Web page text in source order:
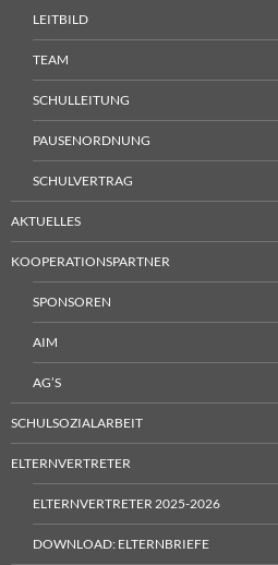
LEITBILD
TEAM
SCHULLEITUNG
PAUSENORDNUNG
SCHULVERTRAG
AKTUELLES
KOOPERATIONSPARTNER
SPONSOREN
AIM
AG’S
SCHULSOZIALARBEIT
ELTERNVERTRETER
ELTERNVERTRETER 2025-2026
DOWNLOAD: ELTERNBRIEFE